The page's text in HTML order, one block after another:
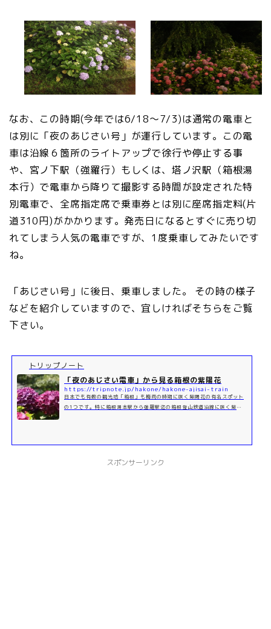
なお、この時期(今年では6/18～7/3)は通常の電車と
は別に「夜のあじさい号」が運行しています。この電
車は沿線６箇所のライトアップで徐行や停止する事
や、宮ノ下駅（強羅行）もしくは、塔ノ沢駅（箱根湯
本行）で電車から降りて撮影する時間が設定された特
別電車で、全席指定席で乗車券とは別に座席指定料(片
道310円)がかかります。発売日になるとすぐに売り切
れてしまう人気の電車ですが、1度乗車してみたいです
ね。
「あじさい号」に後日、乗車しました。 その時の様子
などを紹介していますので、宜しければそちらをご覧
下さい。
トリップノート
「夜のあじさい電車」から見る箱根の紫陽花
https://tripnote.jp/hakone/hakone-ajisai-train
日本でも有数の観光地「箱根」も梅雨の時期に咲く紫陽花の有名スポット
の1つです。特に箱根湯本駅から強羅駅迄の箱根登山鉄道沿線に咲く紫陽
スポンサーリンク